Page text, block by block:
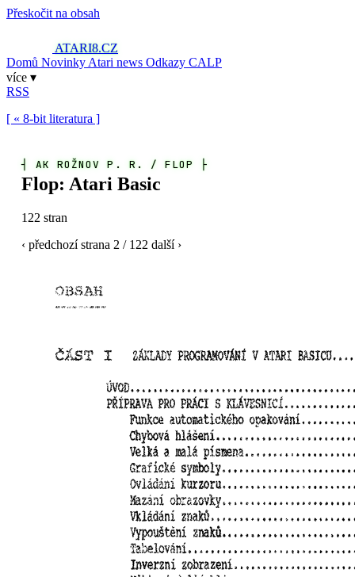
Přeskočit na obsah
ATARI8.CZ
Domů Novinky Atari news Odkazy CALP
více ▾
RSS
[ « 8-bit literatura ]
┤AK ROŽNOV P. R. / FLOP ├
Flop: Atari Basic
122 stran
‹ předchozí strana 2 / 122 další ›